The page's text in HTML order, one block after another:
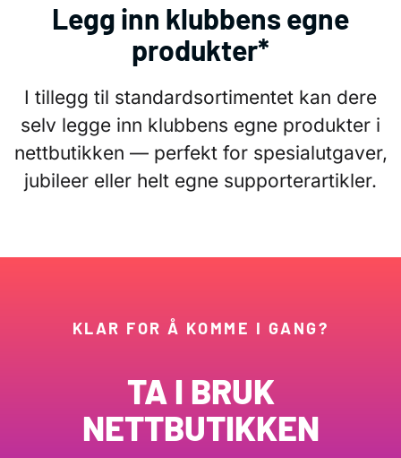
Legg inn klubbens egne
produkter*
I tillegg til standardsortimentet kan dere
selv legge inn klubbens egne produkter i
nettbutikken — perfekt for spesialutgaver,
jubileer eller helt egne supporterartikler.
KLAR FOR Å KOMME I GANG?
TA I BRUK
NETTBUTIKKEN